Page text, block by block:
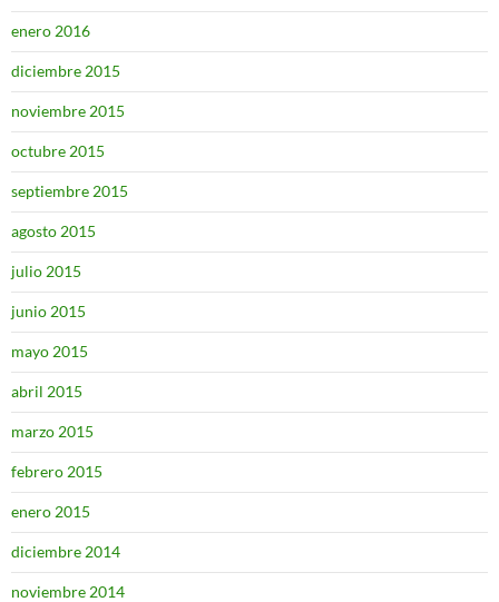
enero 2016
diciembre 2015
noviembre 2015
octubre 2015
septiembre 2015
agosto 2015
julio 2015
junio 2015
mayo 2015
abril 2015
marzo 2015
febrero 2015
enero 2015
diciembre 2014
noviembre 2014